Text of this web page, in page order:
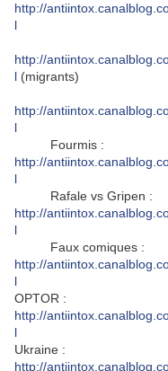
http://
l
http://
l (migrants)
http://
l
Fourmis :
http://
l
Rafale vs Gripen :
http://
l
Faux comiques :
http://
l
OPTOR :
http://
l
Ukraine :
http://